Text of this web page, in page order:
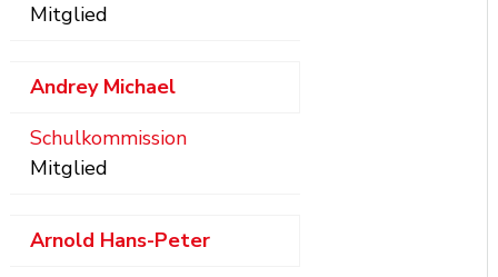
Mitglied
Andrey Michael
Schulkommission
Mitglied
Arnold Hans-Peter